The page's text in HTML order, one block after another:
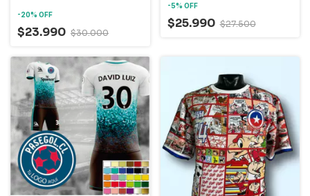
-20% OFF
$23.990 $30.000
-5% OFF
$25.990 $27.500